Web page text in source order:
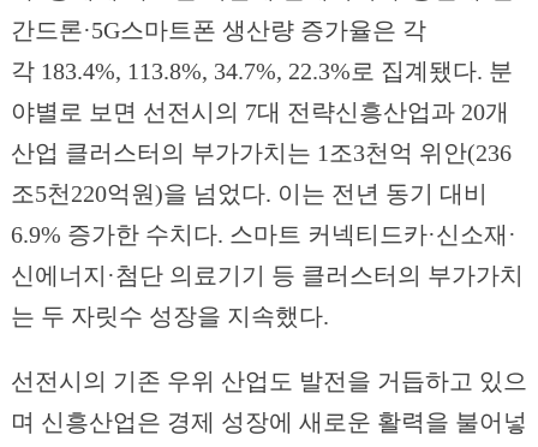
간드론·5G스마트폰 생산량 증가율은 각
각 183.4%, 113.8%, 34.7%, 22.3%로 집계됐다. 분
야별로 보면 선전시의 7대 전략신흥산업과 20개
산업 클러스터의 부가가치는 1조3천억 위안(236
조5천220억원)을 넘었다. 이는 전년 동기 대비
6.9% 증가한 수치다. 스마트 커넥티드카·신소재·
신에너지·첨단 의료기기 등 클러스터의 부가가치
는 두 자릿수 성장을 지속했다.
선전시의 기존 우위 산업도 발전을 거듭하고 있으
며 신흥산업은 경제 성장에 새로운 활력을 불어넣